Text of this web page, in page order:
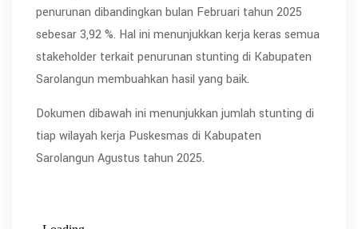
penurunan dibandingkan bulan Februari tahun 2025
sebesar 3,92 %. Hal ini menunjukkan kerja keras semua
stakeholder terkait penurunan stunting di Kabupaten
Sarolangun membuahkan hasil yang baik.
Dokumen dibawah ini menunjukkan jumlah stunting di
tiap wilayah kerja Puskesmas di Kabupaten
Sarolangun Agustus tahun 2025.